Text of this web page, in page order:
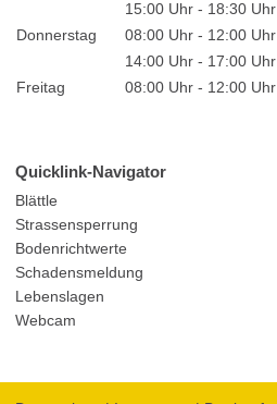
15:00 Uhr - 18:30 Uhr
Donnerstag
08:00 Uhr - 12:00 Uhr
14:00 Uhr - 17:00 Uhr
Freitag
08:00 Uhr - 12:00 Uhr
Quicklink-Navigator
Blättle
Strassensperrung
Bodenrichtwerte
Schadensmeldung
Lebenslagen
Webcam